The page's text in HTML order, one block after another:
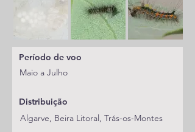
Período de voo
Maio a Julho
Distribuição
Algarve, Beira Litoral, Trás-os-Montes